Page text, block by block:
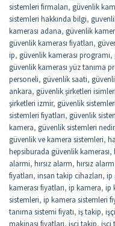
sistemleri firmaları, güvenlik
sistemleri hakkında bilgi,
kamerası adana, güvenlik
güvenlik kamerası fiyatları,
ip, güvenlik kamerası programı,
güvenlik kamerası yüz tanıma
personeli, güvenlik saati,
ankara, güvenlik şirketleri isimleri
şirketleri izmir, güvenlik sistemleri
sistemleri fiyatları, güvenlik
kamera, güvenlik sistemleri nedir
güvenlik ve kamera sistemleri,
hepsiburada güvenlik kamerası,
alarmi, hırsız alarm, hırsız
fiyatları, insan takip cihazları, ip
kamerası fiyatları, ip kamera, ip
sistemleri, ip kamera sistemleri
tanıma sistemi fiyatı, iş takip,
makinası fiyatları, işçi takip, işçi